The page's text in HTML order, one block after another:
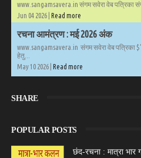
www.sangamsavera.in संगम सवेरा वेब पत्रिका
Jun 04 2026 | Read more
रचना आमंत्रण : मई 2026 अंक
www.sangamsavera.in संगम सवेरा वेब पत्रिका
हेतु...
May 10 2026 | Read more
SHARE
POPULAR POSTS
छंद-रचना : मात्रा भार